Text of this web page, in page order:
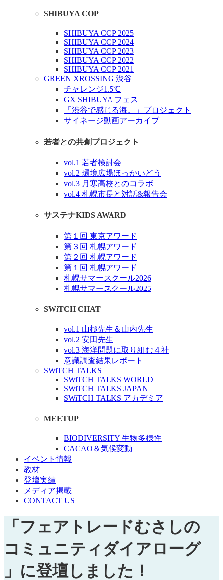
SHIBUYA COP
SHIBUYA COP 2025
SHIBUYA COP 2024
SHIBUYA COP 2023
SHIBUYA COP 2022
SHIBUYA COP 2021
GREEN XROSSING 渋谷
チャレンジ1.5℃
GX SHIBUYA フェス
「渋谷で感じる海。」プロジェクト
サイネージ動画アーカイブ
若者との共創プロジェクト
vol.1 若者検討会
vol.2 環境広場ほっかいどう
vol.3 月寒高校とのコラボ
vol.4 札幌市長と対話&報告会
サステナKIDS AWARD
第１回 東京アワード
第３回 札幌アワード
第２回 札幌アワード
第１回 札幌アワード
札幌サマースクール2026
札幌サマースクール2025
SWiTCH CHAT
vol.1 山極先生＆山内先生
vol.2 安田先生
vol.3 海洋問題に取り組む４社
意識調査結果レポート
SWiTCH TALKS
SWiTCH TALKS WORLD
SWiTCH TALKS JAPAN
SWiTCH TALKS アカデミア
MEETUP
BIODIVERSITY 生物多様性
CACAO＆気候変動
イベント情報
教材
登壇実績
メディア掲載
CONTACT US
「フェアトレードむさしの
コミュニティダイアローグ
」に登壇しました！